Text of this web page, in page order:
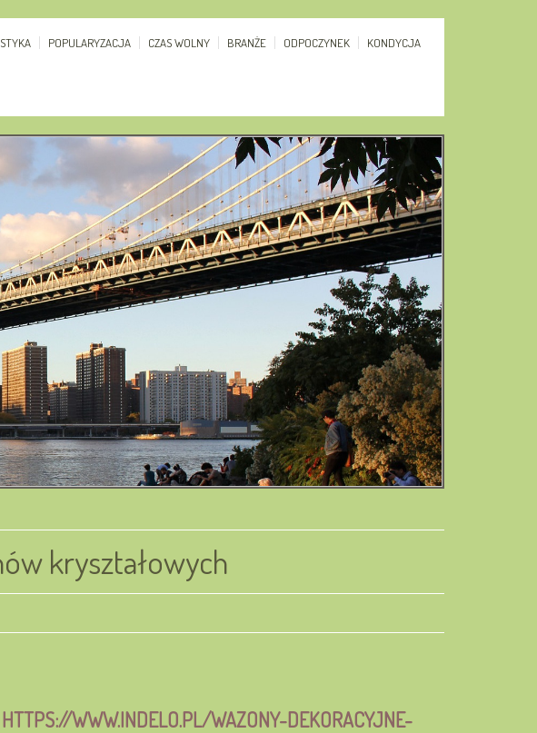
POPULARYZACJA CZAS WOLNY BRANŻE ODPOCZYNEK KONDYCJA
kryształowych
HTTPS://WWW.INDELO.PL/WAZONY-DEKORACYJNE-